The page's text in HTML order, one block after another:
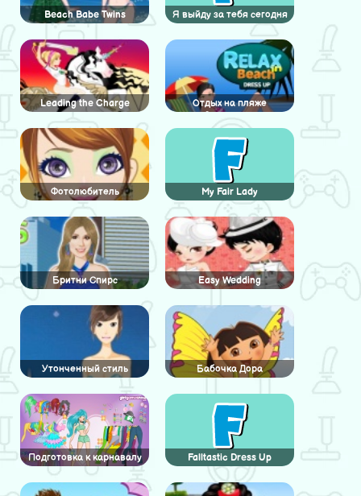
Beach Babe Twins Я выйду за тебя сегодня
Leading the Charge
Отдых на пляже
Одеваемся
Фотолюбитель My Fair Lady
Бритни Спирс Easy Wedding
Утонченный стиль
красавицы
Бабочка Дора
Подготовка к карнавалу Falltastic Dress Up